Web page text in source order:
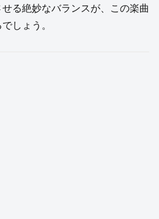
る絶妙なバランスが、この楽曲
しょう。